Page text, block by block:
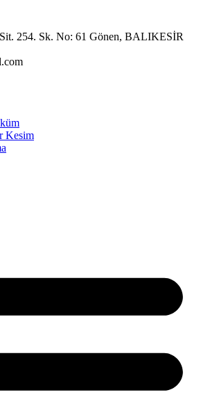
254. Sk. No: 61 Gönen, BALIKESİR
Kesim